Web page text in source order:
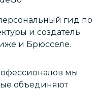
гид по
и создатель
и Брюсселе.
мы
объединяют